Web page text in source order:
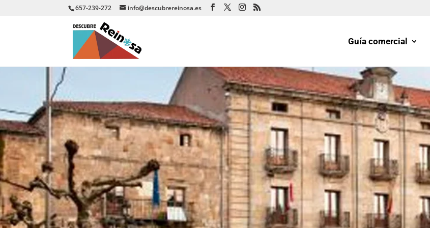
657-239-272 info@descubrereinosa.es
Guía comercial